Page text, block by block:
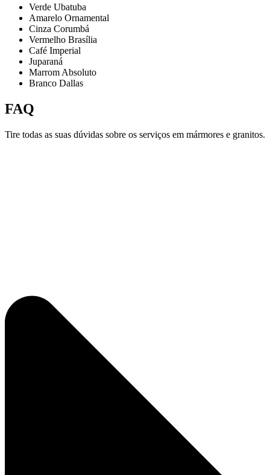
Verde Ubatuba
Amarelo Ornamental
Cinza Corumbá
Vermelho Brasília
Café Imperial
Juparaná
Marrom Absoluto
Branco Dallas
FAQ
Tire todas as suas dúvidas sobre os serviços em mármores e granitos.